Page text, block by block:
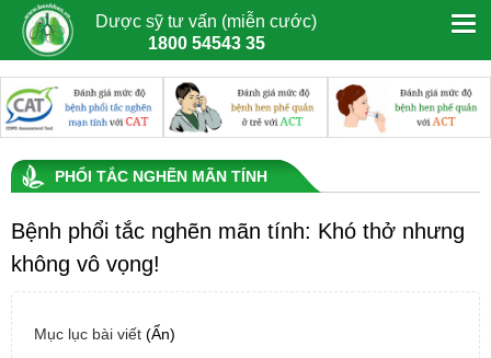
Dược sỹ tư vấn (miễn cước)
1800 54543 35
PHỔI TẮC NGHẼN MÃN TÍNH
Bệnh phổi tắc nghẽn mãn tính: Khó thở nhưng
không vô vọng!
Mục lục bài viết (Ẩn)